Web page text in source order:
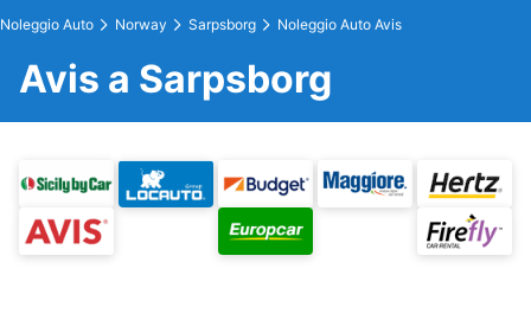
Noleggio Auto Norway Sarpsborg Noleggio Auto Avis
Avis a Sarpsborg